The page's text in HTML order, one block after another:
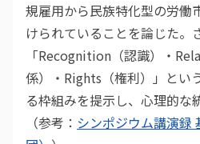
規雇用から民族特化型の労働
けられていることを論じた。
「Recognition（認識）・
係）・Rights（権利）」とい
る枠組みを提示し、心理的な
（参考： シンポジウム講演録